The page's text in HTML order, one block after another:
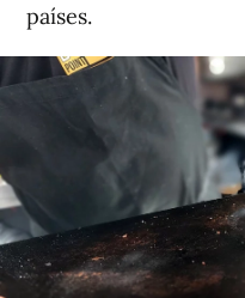
países.